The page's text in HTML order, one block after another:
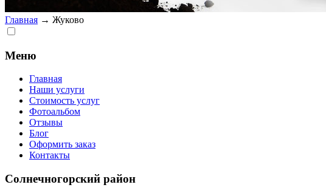
Главная → Жуково
Меню
Главная
Наши услуги
Стоимость услуг
Фотоальбом
Отзывы
Блог
Оформить заказ
Контакты
Солнечногорский район